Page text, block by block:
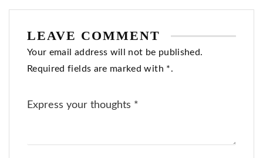
LEAVE COMMENT
Your email address will not be published.
Required fields are marked with *.